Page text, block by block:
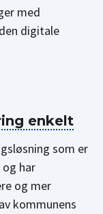
med
digitale
enkelt
som er
har
og mer
kommunens